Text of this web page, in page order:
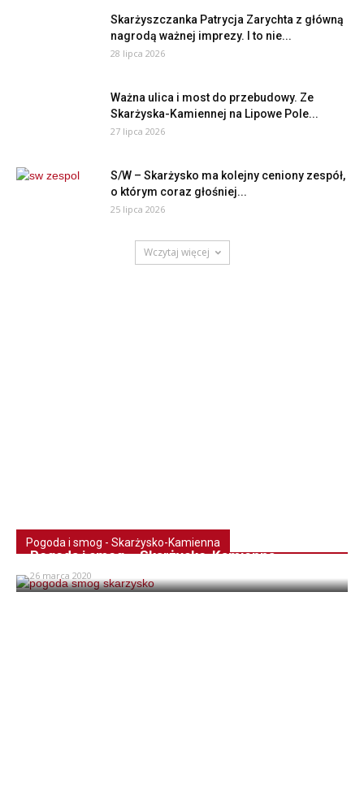
Skarżyszczanka Patrycja Zarychta z główną
nagrodą ważnej imprezy. I to nie...
28 lipca 2026
Ważna ulica i most do przebudowy. Ze
Skarżyska-Kamiennej na Lipowe Pole...
27 lipca 2026
S/W – Skarżysko ma kolejny ceniony zespół,
o którym coraz głośniej...
25 lipca 2026
Wczytaj więcej
Pogoda i smog - Skarżysko-Kamienna
Pogoda i smog – Skarżysko-Kamienna
26 marca 2020